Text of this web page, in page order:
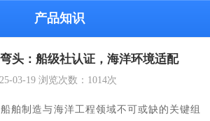
产品知识
头：船级社认证，海洋环境适配
03-19 浏览次数： 1014次
舶制造与海洋工程领域不可或缺的关键组